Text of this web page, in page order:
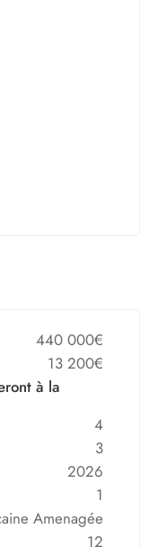
440 000€
13 200€
à la
4
3
2026
1
Amenagée
12